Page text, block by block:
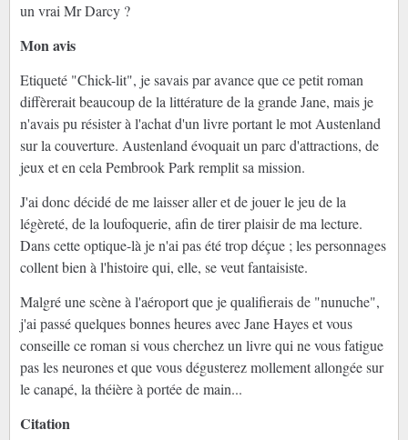
un vrai Mr Darcy ?
Mon avis
Etiqueté "Chick-lit", je savais par avance que ce petit roman
diffèrerait beaucoup de la littérature de la grande Jane, mais je
n'avais pu résister à l'achat d'un livre portant le mot Austenland
sur la couverture. Austenland évoquait un parc d'attractions, de
jeux et en cela Pembrook Park remplit sa mission.
J'ai donc décidé de me laisser aller et de jouer le jeu de la
légèreté, de la loufoquerie, afin de tirer plaisir de ma lecture.
Dans cette optique-là je n'ai pas été trop déçue ; les personnages
collent bien à l'histoire qui, elle, se veut fantaisiste.
Malgré une scène à l'aéroport que je qualifierais de "nunuche",
j'ai passé quelques bonnes heures avec Jane Hayes et vous
conseille ce roman si vous cherchez un livre qui ne vous fatigue
pas les neurones et que vous dégusterez mollement allongée sur
le canapé, la théière à portée de main...
Citation